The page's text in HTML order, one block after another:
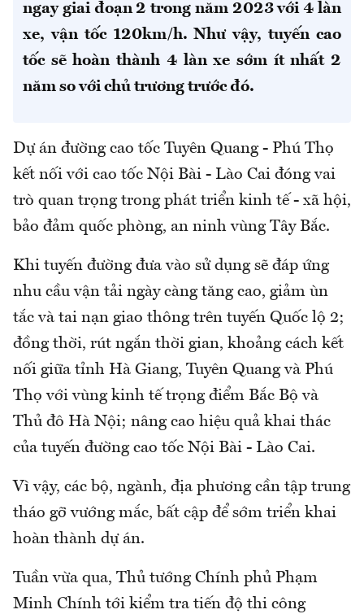
ngay giai đoạn 2 trong năm 2023 với 4 làn
xe, vận tốc 120km/h. Như vậy, tuyến cao
tốc sẽ hoàn thành 4 làn xe sớm ít nhất 2
năm so với chủ trương trước đó.
Dự án đường cao tốc Tuyên Quang - Phú Thọ
kết nối với cao tốc Nội Bài - Lào Cai đóng vai
trò quan trọng trong phát triển kinh tế - xã hội,
bảo đảm quốc phòng, an ninh vùng Tây Bắc.
Khi tuyến đường đưa vào sử dụng sẽ đáp ứng
nhu cầu vận tải ngày càng tăng cao, giảm ùn
tắc và tai nạn giao thông trên tuyến Quốc lộ 2;
đồng thời, rút ngắn thời gian, khoảng cách kết
nối giữa tỉnh Hà Giang, Tuyên Quang và Phú
Thọ với vùng kinh tế trọng điểm Bắc Bộ và
Thủ đô Hà Nội; nâng cao hiệu quả khai thác
của tuyến đường cao tốc Nội Bài - Lào Cai.
Vì vậy, các bộ, ngành, địa phương cần tập trung
tháo gỡ vướng mắc, bất cập để sớm triển khai
hoàn thành dự án.
Tuần vừa qua, Thủ tướng Chính phủ Phạm
Minh Chính tới kiểm tra tiến độ thi công